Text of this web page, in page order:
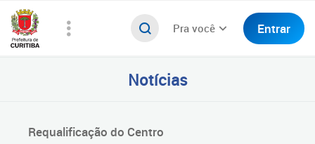
Pra você Entrar
Notícias
Requalificação do Centro